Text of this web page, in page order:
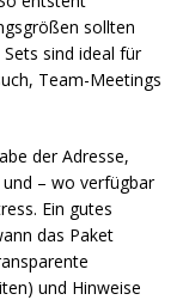
sollten
sind ideal für
Team-Meetings
der Adresse,
– wo verfügbar
Ein gutes
das Paket
und Hinweise